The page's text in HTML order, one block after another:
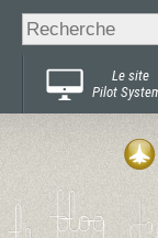
Chercher par
Recherche
avancée…
Le site
Pilot